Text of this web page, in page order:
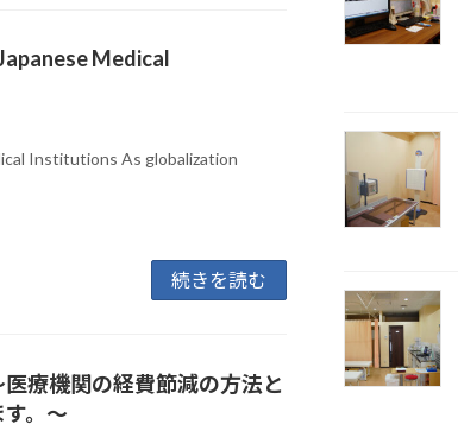
Medical
Institutions As globalization
続きを読む
療機関の経費節減の方法と
。～